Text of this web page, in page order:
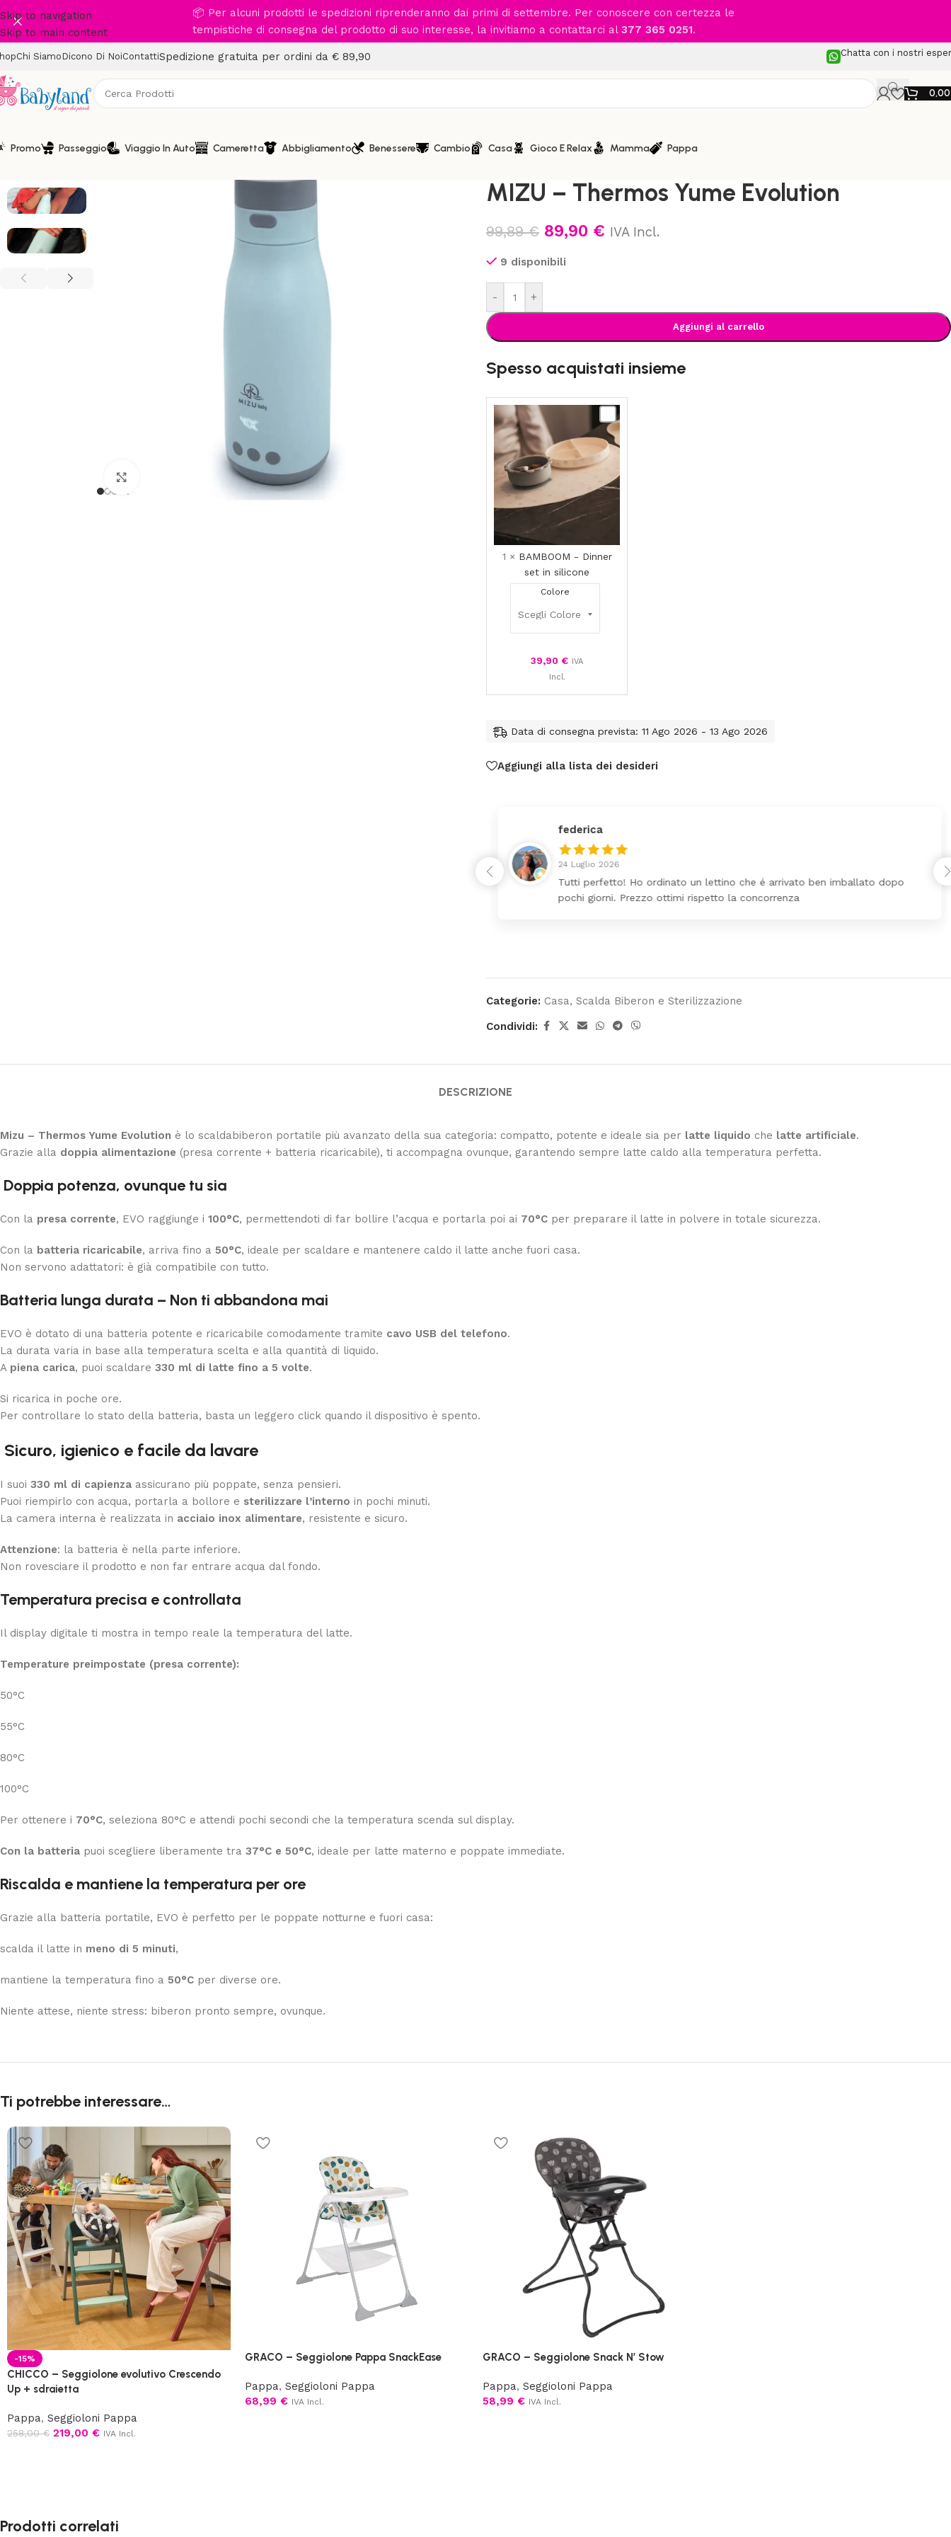
Skip to navigation
Skip to main content
📦 Per alcuni prodotti le spedizioni riprenderanno dai primi di settembre. Per conoscere con certezza le
tempistiche di consegna del prodotto di suo interesse, la invitiamo a contattarci al 377 365 0251.
Chi Siamo Dicono Di NoiContattiSpedizione gratuita per ordini da € 89,90 Chatta con i nostri
Promo Passeggio Viaggio In Auto Cameretta Abbigliamento Benessere Cambio Casa Gioco E Relax Mamma Pappa
Clicca per ingrandire
Home/Casa Scalda Biberon e Sterilizzazione
MIZU – Thermos Yume Evolution
99,89€ 89,90 € IVA Incl.
9 disponibili
- +
Aggiungi al carrello
Spesso acquistati insieme
BAMBOOM
-
Dinner
set
silicone
1 × BAMBOOM - Dinner
set in silicone
Colore
39,90 € IVA
Incl.
Data di consegna prevista: 11 Ago 2026 - 13 Ago 2026
Aggiungi alla lista dei desideri
federica
24 Luglio 2026
Tutti perfetto! Ho ordinato un lettino che é arrivato ben imballato dopo
pochi giorni. Prezzo ottimi rispetto la concorrenza
Categorie: Casa, Scalda Biberon e Sterilizzazione
Condividi:
DESCRIZIONE
Mizu – Thermos Yume Evolution è lo scaldabiberon portatile più avanzato della sua categoria: compatto, potente e ideale sia per latte liquido che latte artificiale.
Grazie alla doppia alimentazione (presa corrente + batteria ricaricabile), ti accompagna ovunque, garantendo sempre latte caldo alla temperatura perfetta.
Doppia potenza, ovunque tu sia
Con la presa corrente, EVO raggiunge i 100°C, permettendoti di far bollire l’acqua e portarla poi ai 70°C per preparare il latte in polvere in totale sicurezza.
Con la batteria ricaricabile, arriva fino a 50°C, ideale per scaldare e mantenere caldo il latte anche fuori casa.
Non servono adattatori: è già compatibile con tutto.
Batteria lunga durata – Non ti abbandona mai
EVO è dotato di una batteria potente e ricaricabile comodamente tramite cavo USB del telefono.
La durata varia in base alla temperatura scelta e alla quantità di liquido.
A piena carica, puoi scaldare 330 ml di latte fino a 5 volte.
Si ricarica in poche ore.
Per controllare lo stato della batteria, basta un leggero click quando il dispositivo è spento.
Sicuro, igienico e facile da lavare
I suoi 330 ml di capienza assicurano più poppate, senza pensieri.
Puoi riempirlo con acqua, portarla a bollore e sterilizzare l’interno in pochi minuti.
La camera interna è realizzata in acciaio inox alimentare, resistente e sicuro.
Attenzione: la batteria è nella parte inferiore.
Non rovesciare il prodotto e non far entrare acqua dal fondo.
Temperatura precisa e controllata
Il display digitale ti mostra in tempo reale la temperatura del latte.
Temperature preimpostate (presa corrente):
50°C
55°C
80°C
100°C
Per ottenere i 70°C, seleziona 80°C e attendi pochi secondi che la temperatura scenda sul display.
Con la batteria puoi scegliere liberamente tra 37°C e 50°C, ideale per latte materno e poppate immediate.
Riscalda e mantiene la temperatura per ore
Grazie alla batteria portatile, EVO è perfetto per le poppate notturne e fuori casa:
scalda il latte in meno di 5 minuti,
mantiene la temperatura fino a 50°C per diverse ore.
Niente attese, niente stress: biberon pronto sempre, ovunque.
Ti potrebbe interessare…
-15%
CHICCO – Seggiolone evolutivo Crescendo
Up + sdraietta
Pappa, Seggioloni Pappa
258,00€ 219,00 € IVA Incl.
GRACO – Seggiolone Pappa SnackEase
Pappa, Seggioloni Pappa
68,99 € IVA Incl.
GRACO – Seggiolone Snack N’ Stow
Pappa, Seggioloni Pappa
58,99 € IVA Incl.
Prodotti correlati